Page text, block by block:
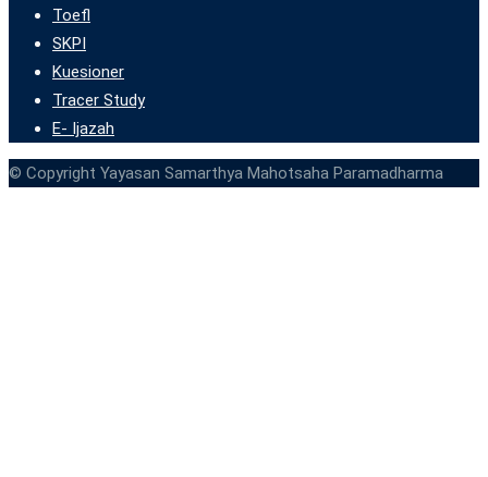
Toefl
SKPI
Kuesioner
Tracer Study
E- Ijazah
© Copyright Yayasan Samarthya Mahotsaha Paramadharma